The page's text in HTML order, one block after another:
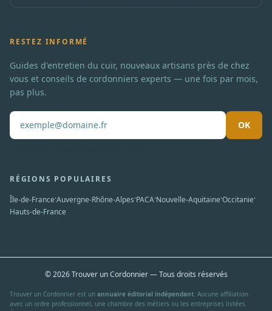
RESTEZ INFORMÉ
Guides d'entretien du cuir, nouveaux artisans près de chez
vous et conseils de cordonniers experts — une fois par mois,
pas plus.
OK
RÉGIONS POPULAIRES
Île-de-France·Auvergne-Rhône-Alpes·PACA·Nouvelle-Aquitaine·Occitanie·
Hauts-de-France
© 2026 Trouver un Cordonnier — Tous droits réservés
Trouver un Cordonnier est un annuaire éditorial indépendant. Aucune affiliation
avec un ordre professionnel, une chambre des métiers ou les entreprises listées.